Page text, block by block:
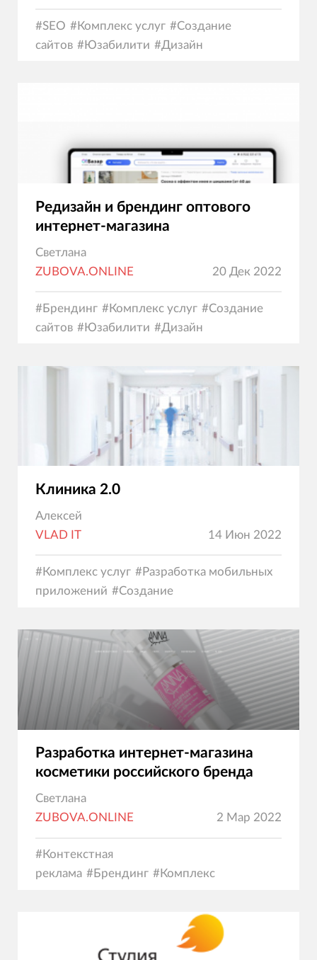
#SEO #Комплекс услуг #Создание
сайтов #Юзабилити #Дизайн
Редизайн и брендинг оптового
интернет-магазина
Светлана
ZUBOVA.ONLINE
20 Дек 2022
#Брендинг #Комплекс услуг #Создание
сайтов #Юзабилити #Дизайн
Клиника 2.0
Алексей
VLAD IT
14 Июн 2022
#Комплекс услуг #Разработка мобильных
приложений #Создание
Разработка интернет-магазина
косметики российского бренда
Светлана
ZUBOVA.ONLINE
2 Мар 2022
#Контекстная
реклама #Брендинг #Комплекс
Программирование